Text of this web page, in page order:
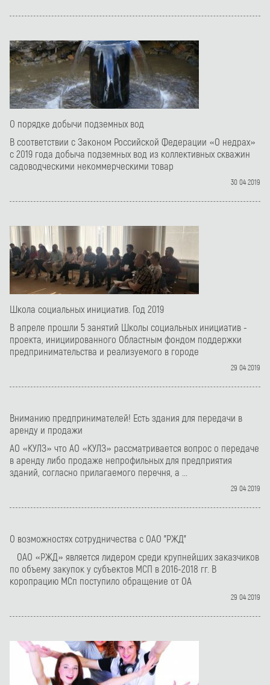
О порядке добычи подземных вод
В соответствии с Законом Российской Федерации «О недрах»
с 2019 года добыча подземных вод из коллективных скважин
садоводческими некоммерческими товар
30 04 2019
Школа социальных инициатив. Год 2019
В апреле прошли 5 занятий Школы социальных инициатив -
проекта, инициированного Областным фондом поддержки
предпринимательства и реализуемого в городе
29 04 2019
Вниманию предпринимателей! Есть здания для передачи в
аренду и продажи
АО «КУЛЗ» что АО «КУЛЗ» рассматривается вопрос о передаче
в аренду либо продаже непрофильных для предприятия
зданий, согласно прилагаемого перечня, а ...
29 04 2019
О возможностях сотрудничества с ОАО "РЖД"
ОАО «РЖД» является лидером среди крупнейших заказчиков
по объему закупок у субъектов МСП в 2016-2018 гг. В
коропрацию МСп поступило обращение от ОА
29 04 2019